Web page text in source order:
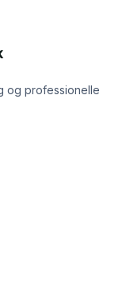
og professionelle